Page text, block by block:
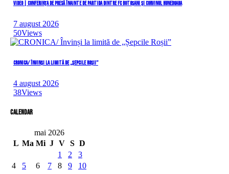
VIDEO | Conferința de presă înainte de partida dintre FC Botoșani și Corvinul Hunedoara
7 august 2026
50Views
CRONICA/ Învinși la limită de „Șepcile Roșii”
4 august 2026
38Views
Calendar
mai 2026
L Ma Mi J V S D
1
2
3
4
5 6 7 8 9
10